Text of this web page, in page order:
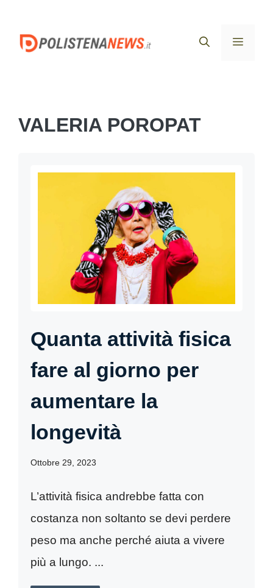
contenuto
Menu
VALERIA POROPAT
Quanta attività fisica
fare al giorno per
aumentare la
longevità
Ottobre 29, 2023
L’attività fisica andrebbe fatta con
costanza non soltanto se devi perdere
peso ma anche perché aiuta a vivere
più a lungo. ...